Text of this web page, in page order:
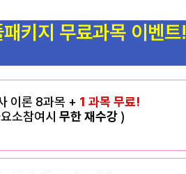
패키지 무료과목 이벤트!
이론 8과목 + 1 과목 무료!
소참여시 무한 재수강)